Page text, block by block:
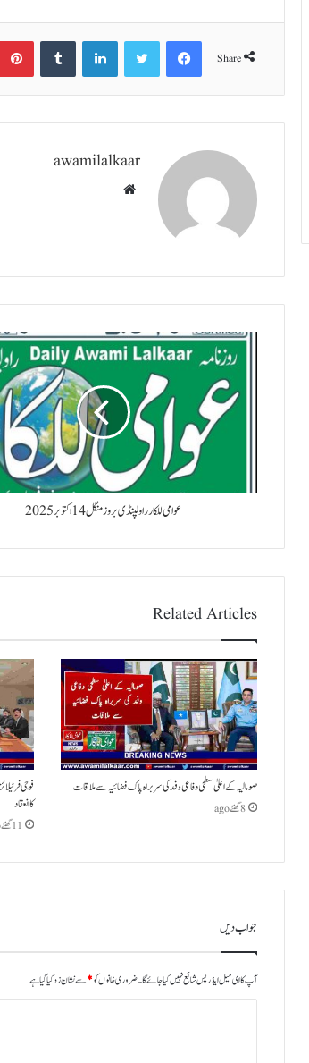
Share
Facebook
Twitter
LinkedIn
Tumblr
awamilalkaar
عوامی للکار راولپنڈی بروز منگل 14 اکتوبر 2025
Related Articles
صومالیہ کے اعلیٰ سطحی دفاعی وفد کی سربراہ پاک فضائیہ سے ملاقات
8 گھنٹے ago
کا انعقاد
11 گھنٹے ago
جواب دیں
آپ کا ای میل ایڈریس شائع نہیں کیا جائے گا۔ضروری خانوں کو*سے نشان زد کیا گیا ہے